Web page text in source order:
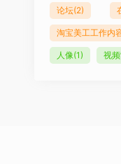
论坛(2)
淘宝美工工作内
人像(1) 视